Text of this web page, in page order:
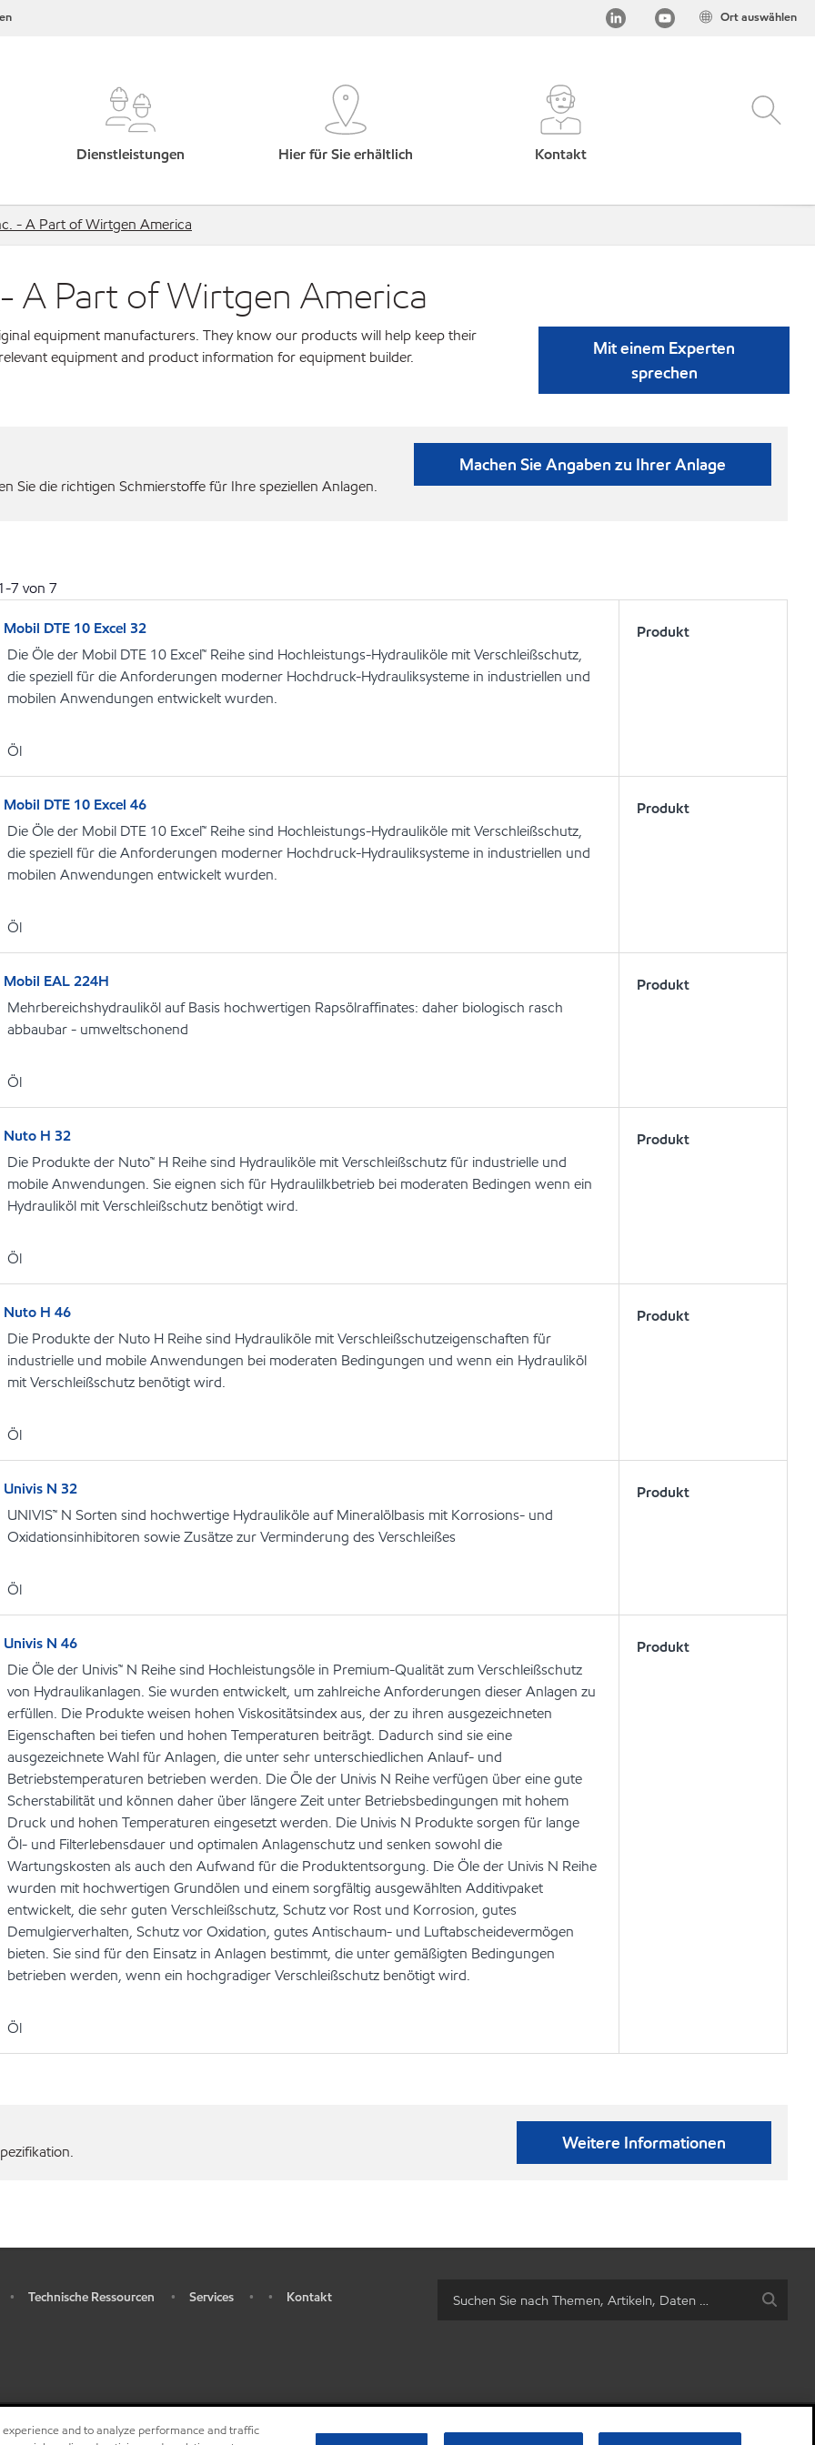
Ort auswählen
Dienstleistungen Hier für Sie erhältlich Kontakt
- A Part of Wirtgen America
A Part of Wirtgen America
equipment manufacturers. They know our products will help keep their
equipment and product information for equipment builder.
Mit einem Experten
sprechen
Sie die richtigen Schmierstoffe für Ihre speziellen Anlagen.
Machen Sie Angaben zu Ihrer Anlage
-7 von 7
Mobil DTE 10 Excel 32
Die Öle der Mobil DTE 10 Excel™ Reihe sind Hochleistungs-Hydrauliköle mit Verschleißschutz,
die speziell für die Anforderungen moderner Hochdruck-Hydrauliksysteme in industriellen und
mobilen Anwendungen entwickelt wurden.
Öl
Produkt
Mobil DTE 10 Excel 46
Die Öle der Mobil DTE 10 Excel™ Reihe sind Hochleistungs-Hydrauliköle mit Verschleißschutz,
die speziell für die Anforderungen moderner Hochdruck-Hydrauliksysteme in industriellen und
mobilen Anwendungen entwickelt wurden.
Öl
Produkt
Mobil EAL 224H
Mehrbereichshydrauliköl auf Basis hochwertigen Rapsölraffinates: daher biologisch rasch
abbaubar - umweltschonend
Öl
Produkt
Nuto H 32
Die Produkte der Nuto™ H Reihe sind Hydrauliköle mit Verschleißschutz für industrielle und
mobile Anwendungen. Sie eignen sich für Hydraulilkbetrieb bei moderaten Bedingen wenn ein
Hydrauliköl mit Verschleißschutz benötigt wird.
Öl
Produkt
Nuto H 46
Die Produkte der Nuto H Reihe sind Hydrauliköle mit Verschleißschutzeigenschaften für
industrielle und mobile Anwendungen bei moderaten Bedingungen und wenn ein Hydrauliköl
mit Verschleißschutz benötigt wird.
Öl
Produkt
Univis N 32
UNIVIS™ N Sorten sind hochwertige Hydrauliköle auf Mineralölbasis mit Korrosions- und
Oxidationsinhibitoren sowie Zusätze zur Verminderung des Verschleißes
Öl
Produkt
Univis N 46
Die Öle der Univis™ N Reihe sind Hochleistungsöle in Premium-Qualität zum Verschleißschutz
von Hydraulikanlagen. Sie wurden entwickelt, um zahlreiche Anforderungen dieser Anlagen zu
erfüllen. Die Produkte weisen hohen Viskositätsindex aus, der zu ihren ausgezeichneten
Eigenschaften bei tiefen und hohen Temperaturen beiträgt. Dadurch sind sie eine
ausgezeichnete Wahl für Anlagen, die unter sehr unterschiedlichen Anlauf- und
Betriebstemperaturen betrieben werden. Die Öle der Univis N Reihe verfügen über eine gute
Scherstabilität und können daher über längere Zeit unter Betriebsbedingungen mit hohem
Druck und hohen Temperaturen eingesetzt werden. Die Univis N Produkte sorgen für lange
Öl- und Filterlebensdauer und optimalen Anlagenschutz und senken sowohl die
Wartungskosten als auch den Aufwand für die Produktentsorgung. Die Öle der Univis N Reihe
wurden mit hochwertigen Grundölen und einem sorgfältig ausgewählten Additivpaket
entwickelt, die sehr guten Verschleißschutz, Schutz vor Rost und Korrosion, gutes
Demulgierverhalten, Schutz vor Oxidation, gutes Antischaum- und Luftabscheidevermögen
bieten. Sie sind für den Einsatz in Anlagen bestimmt, die unter gemäßigten Bedingungen
betrieben werden, wenn ein hochgradiger Verschleißschutz benötigt wird.
Öl
Produkt
Weitere Informationen
• Technische Ressourcen • Services • • Kontakt
and to analyze performance and traffic